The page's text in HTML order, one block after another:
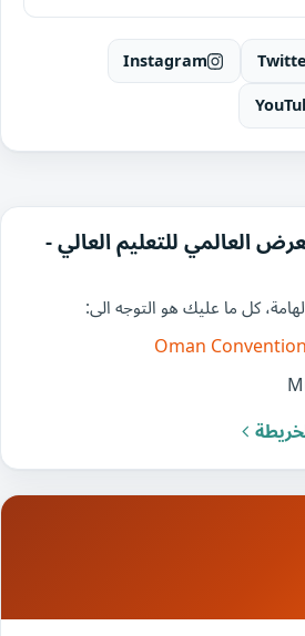
Instagram
العالمي للتعليم العالي -
كل ما عليك هو التوجه الى:
Oman